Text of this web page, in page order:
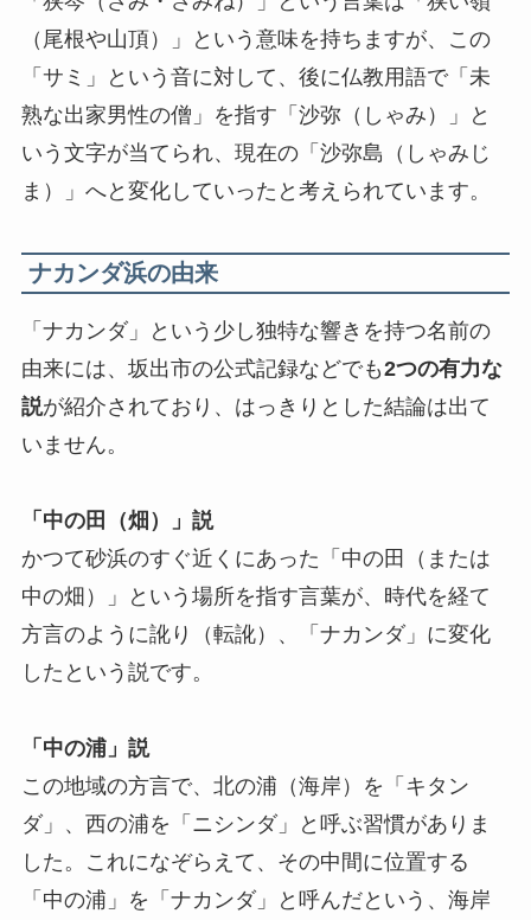
（尾根や山頂）」という意味を持ちますが、この
「サミ」という音に対して、後に仏教用語で「未
熟な出家男性の僧」を指す「沙弥（しゃみ）」と
いう文字が当てられ、現在の「沙弥島（しゃみじ
ま）」へと変化していったと考えられています。
ナカンダ浜の由来
「ナカンダ」という少し独特な響きを持つ名前の
由来には、坂出市の公式記録などでも2つの有力な
説が紹介されており、はっきりとした結論は出て
いません。
「中の田（畑）」説
かつて砂浜のすぐ近くにあった「中の田（または
中の畑）」という場所を指す言葉が、時代を経て
方言のように訛り（転訛）、「ナカンダ」に変化
したという説です。
「中の浦」説
この地域の方言で、北の浦（海岸）を「キタン
ダ」、西の浦を「ニシンダ」と呼ぶ習慣がありま
した。これになぞらえて、その中間に位置する
「中の浦」を「ナカンダ」と呼んだという、海岸